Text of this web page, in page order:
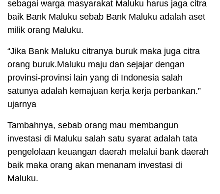
sebagai warga masyarakat Maluku harus jaga citra
baik Bank Maluku sebab Bank Maluku adalah aset
milik orang Maluku.
“Jika Bank Maluku citranya buruk maka juga citra
orang buruk.Maluku maju dan sejajar dengan
provinsi-provinsi lain yang di Indonesia salah
satunya adalah kemajuan kerja kerja perbankan.”
ujarnya
Tambahnya, sebab orang mau membangun
investasi di Maluku salah satu syarat adalah tata
pengelolaan keuangan daerah melalui bank daerah
baik maka orang akan menanam investasi di
Maluku.